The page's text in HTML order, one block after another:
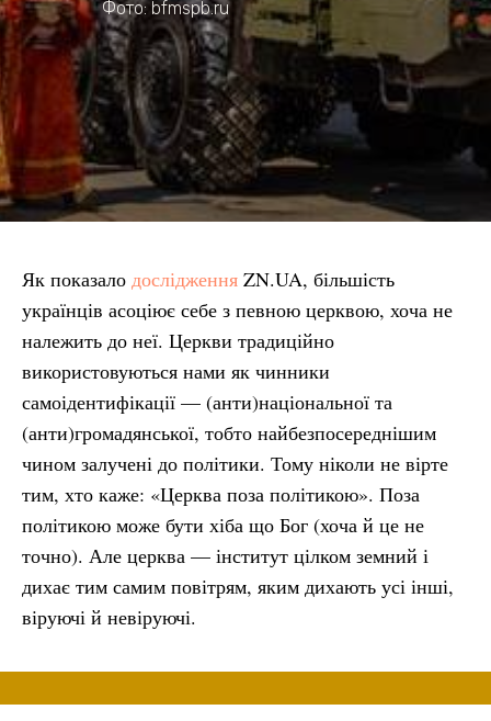
Фото: bfmspb.ru
Як показало дослідження ZN.UA, більшість
українців асоціює себе з певною церквою, хоча не
належить до неї. Церкви традиційно
використовуються нами як чинники
самоідентифікації — (анти)національної та
(анти)громадянської, тобто найбезпосереднішим
чином залучені до політики. Тому ніколи не вірте
тим, хто каже: «Церква поза політикою». Поза
політикою може бути хіба що Бог (хоча й це не
точно). Але церква — інститут цілком земний і
дихає тим самим повітрям, яким дихають усі інші,
віруючі й невіруючі.